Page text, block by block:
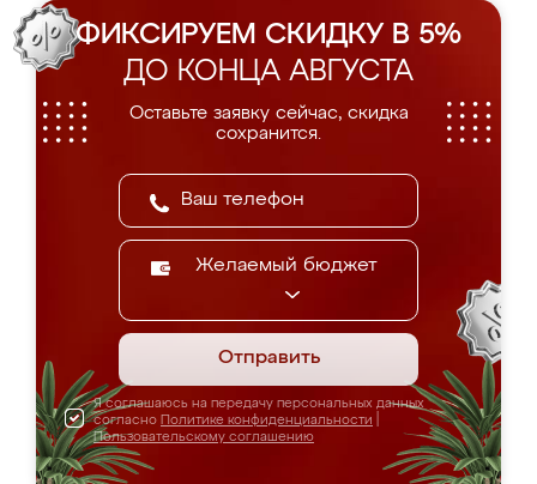
ФИКСИРУЕМ СКИДКУ В 5%
ДО КОНЦА АВГУСТА
Оставьте заявку сейчас, скидка
сохранится.
Желаемый бюджет
Отправить
Я соглашаюсь на передачу персональных данных
согласно Политике конфиденциальности
Пользовательскому соглашению